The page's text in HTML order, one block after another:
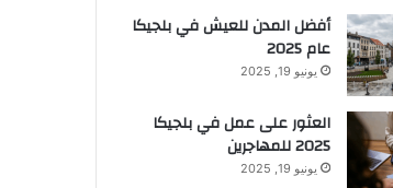
أفضل المدن للعيش في بلجيكا
عام 2025
يونيو 19, 2025
العثور على عمل في بلجيكا
2025 للمهاجرين
يونيو 19, 2025